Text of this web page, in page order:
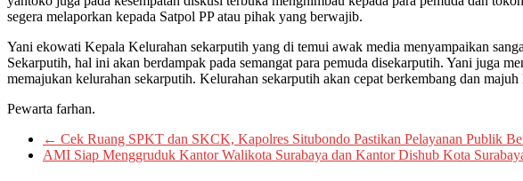
segera melaporkan kepada Satpol PP atau pihak yang berwajib.
Yani ekowati Kepala Kelurahan sekarputih yang di temui awak media menyampaikan
Sekarputih, hal ini akan berdampak pada semangat para pemuda disekarputih. Yani juga
memajukan kelurahan sekarputih. Kelurahan sekarputih akan cepat berkembang dan
Pewarta farhan.
← Cek Ruang SPKT dan SKCK, Kapolres Situbondo Pastikan Pelayanan Publik
AMI Siap Menggruduk Kantor Walikota Surabaya dan Kantor Dishub Kota